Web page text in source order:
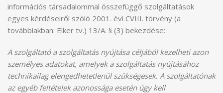
információs társadalommal összefüggő szolgáltatások
egyes kérdéseiről szóló 2001. évi CVIII. törvény (a
továbbiakban: Elker tv.) 13/A. § (3) bekezdése:
A szolgáltató a szolgáltatás nyújtása céljából kezelheti azon
személyes adatokat, amelyek a szolgáltatás nyújtásához
technikailag elengedhetetlenül szükségesek. A szolgáltatónak
az egyéb feltételek azonossága esetén úgy kell